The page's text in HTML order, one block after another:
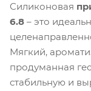
Силиконовая
6.8 – это
Мягкий,
продуманная
стабильную и